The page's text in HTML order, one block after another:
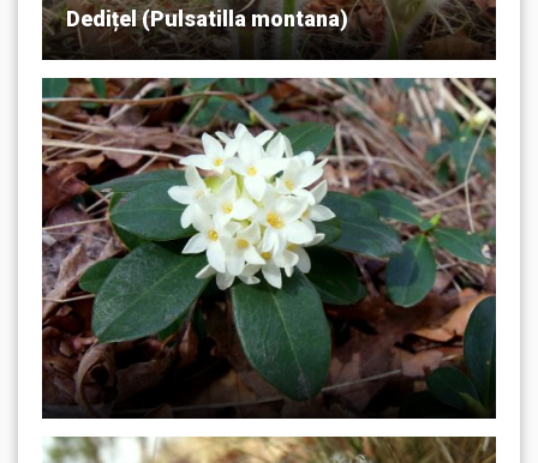
Dedițel (Pulsatilla montana)